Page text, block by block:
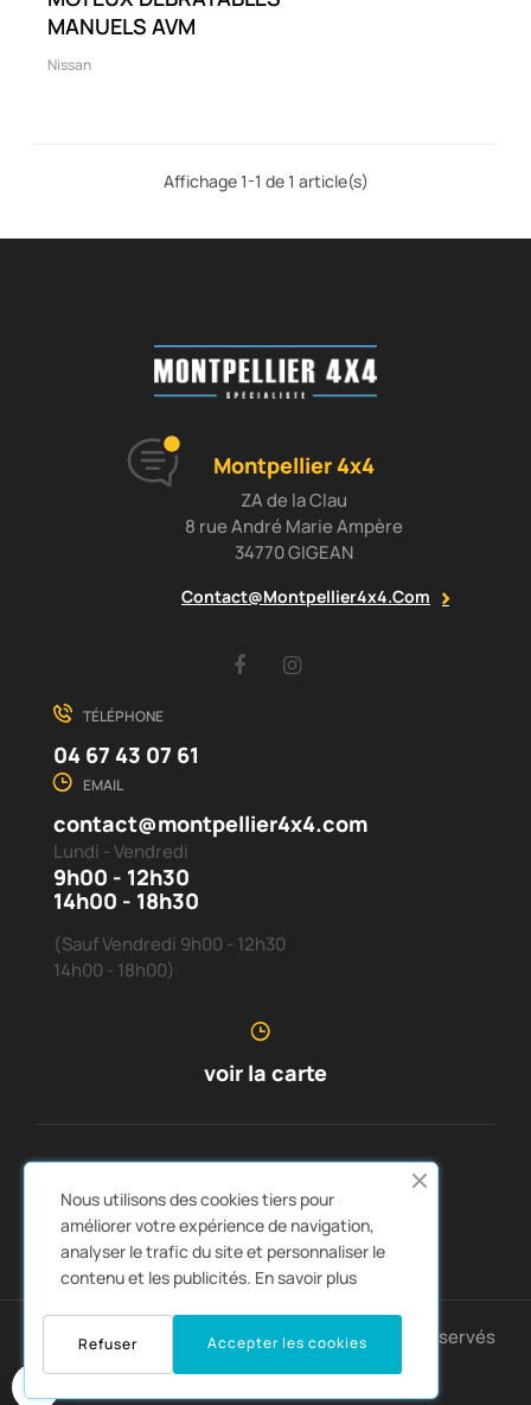
MANUELS AVM
Nissan
Affichage 1-1 de 1 article(s)
Montpellier 4x4
ZA de la Clau
8 rue André Marie Ampère
34770 GIGEAN
Contact@montpellier4x4.com
Facebook
TÉLÉPHONE
04 67 43 07 61
EMAIL
contact@montpellier4x4.com
Lundi - Vendredi
9h00 - 12h30
14h00 - 18h30
(Sauf Vendredi 9h00 - 12h30
14h00 - 18h00)
voir la carte

LIENS RAPIDES  CATALOGUES
Copyright © 2025 Montpellier4x4. Tous droits réservés
Nous utilisons des cookies tiers pour
améliorer votre expérience de navigation,
analyser le trafic du site et personnaliser le
contenu et les publicités. En savoir plus
Accepter les cookies
Refuser